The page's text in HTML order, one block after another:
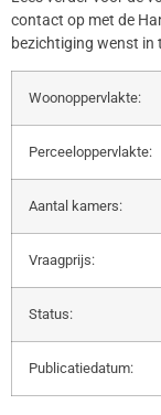
contact op met de
bezichtiging wenst in
Woonoppervlakte:
Perceeloppervlakte:
Aantal kamers:
Vraagprijs:
Status:
Publicatiedatum: